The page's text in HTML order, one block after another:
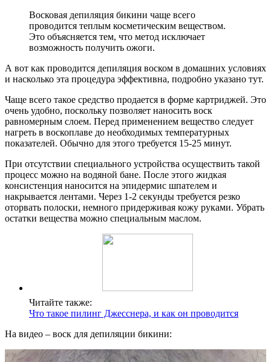
Восковая депиляция бикини чаще всего
проводится теплым косметическим веществом.
Это объясняется тем, что метод исключает
возможность получить ожоги.
А вот как проводится депиляция воском в домашних условиях
и насколько эта процедура эффективна, подробно указано тут.
Чаще всего такое средство продается в форме картриджей. Это
очень удобно, поскольку позволяет наносить воск
равномерным слоем. Перед применением вещество следует
нагреть в воскоплаве до необходимых температурных
показателей. Обычно для этого требуется 15-25 минут.
При отсутствии специального устройства осуществить такой
процесс можно на водяной бане. После этого жидкая
консистенция наносится на эпидермис шпателем и
накрывается лентами. Через 1-2 секунды требуется резко
оторвать полоски, немного придерживая кожу руками. Убрать
остатки вещества можно специальным маслом.
Читайте также:
Что такое пилинг Джесснера, и как он проводится
На видео – воск для депиляции бикини: